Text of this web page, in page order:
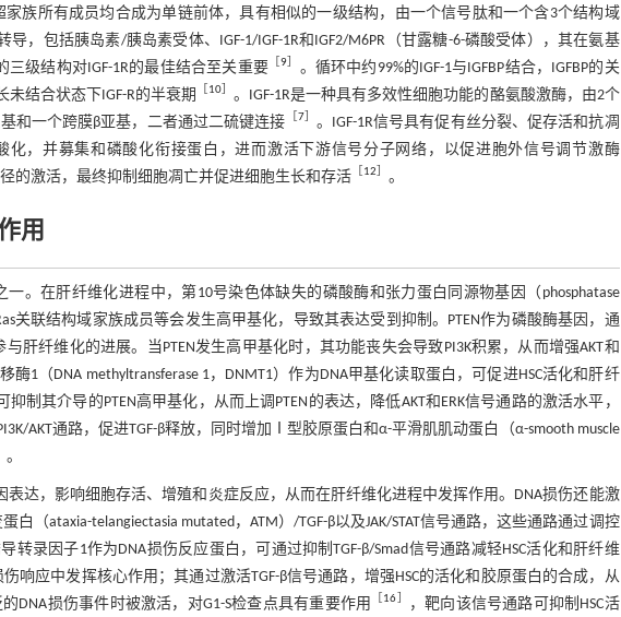
家族所有成员均合成为单链前体，具有相似的一级结构，由一个信号肽和一个含3个结构域
导，包括胰岛素/胰岛素受体、IGF-1/IGF-1R和IGF2/M6PR（甘露糖-6-磷酸受体），其在氨基
级结构对IGF-1R的最佳结合至关重要 ［9］ 。循环中约99%的IGF-1与IGFBP结合，IGFBP的关
结合状态下IGF-R的半衰期
［10］ 。IGF-1R是一种具有多效性细胞功能的酪氨酸激酶，由2个
和一个跨膜β亚基，二者通过二硫键连接 ［7］ 。IGF-1R信号具有促有丝分裂、促存活和抗凋
化，并募集和磷酸化衔接蛋白，进而激活下游信号分子网络，以促进胞外信号调节激酶
径的激活，最终抑制细胞凋亡并促进细胞生长和存活 ［12］ 。
用
。在肝纤维化进程中，第10号染色体缺失的磷酸酶和张力蛋白同源物基因（phosphatase
Ras关联结构域家族成员等会发生高甲基化，导致其表达受到抑制。PTEN作为磷酸酶基因，通
与肝纤维化的进展。当PTEN发生高甲基化时，其功能丧失会导致PI3K积累，从而增强AKT和
酶1（DNA methyltransferase 1，DNMT1）作为DNA甲基化读取蛋白，可促进HSC活化和肝纤
制其介导的PTEN高甲基化，从而上调PTEN的表达，降低AKT和ERK信号通路的激活水平，
AKT通路，促进TGF-β释放，同时增加Ⅰ型胶原蛋白和α-平滑肌肌动蛋白（α-smooth muscle
。
表达，影响细胞存活、增殖和炎症反应，从而在肝纤维化进程中发挥作用。DNA损伤还能激
（ataxia-telangiectasia mutated，ATM）/TGF-β以及JAK/STAT信号通路，这些通路通过调控
转录因子1作为DNA损伤反应蛋白，可通过抑制TGF-β/Smad信号通路减轻HSC活化和肝纤维
响应中发挥核心作用；其通过激活TGF-β信号通路，增强HSC的活化和胶原蛋白的合成，从
DNA损伤事件时被激活，对G1-S检查点具有重要作用 ［16］ ，靶向该信号通路可抑制HSC活